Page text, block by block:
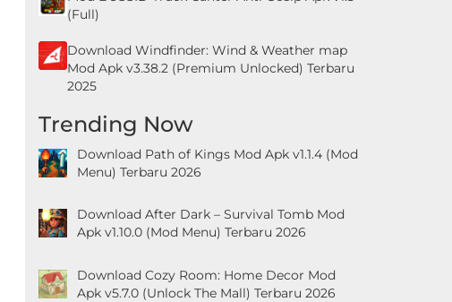
(Full)
Download Windfinder: Wind & Weather map
Mod Apk v3.38.2 (Premium Unlocked) Terbaru
2025
Trending Now
Download Path of Kings Mod Apk v1.1.4 (Mod
Menu) Terbaru 2026
Download After Dark – Survival Tomb Mod
Apk v1.10.0 (Mod Menu) Terbaru 2026
Download Cozy Room: Home Decor Mod
Apk v5.7.0 (Unlock The Mall) Terbaru 2026